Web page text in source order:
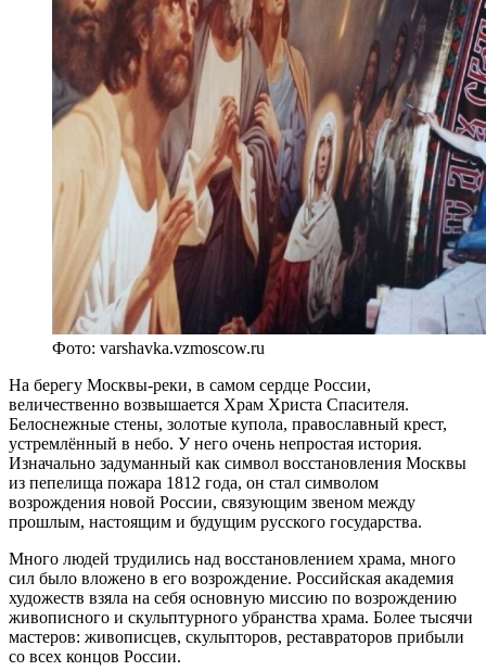
Фото: varshavka.vzmoscow.ru
На берегу Москвы-реки, в самом сердце России,
величественно возвышается Храм Христа Спасителя.
Белоснежные стены, золотые купола, православный крест,
устремлённый в небо. У него очень непростая история.
Изначально задуманный как символ восстановления Москвы
из пепелища пожара 1812 года, он стал символом
возрождения новой России, связующим звеном между
прошлым, настоящим и будущим русского государства.
Много людей трудились над восстановлением храма, много
сил было вложено в его возрождение. Российская академия
художеств взяла на себя основную миссию по возрождению
живописного и скульптурного убранства храма. Более тысячи
мастеров: живописцев, скульпторов, реставраторов прибыли
со всех концов России.